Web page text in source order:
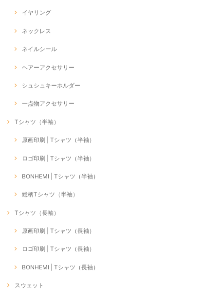
イヤリング
ネックレス
ネイルシール
ヘアーアクセサリー
シュシュキーホルダー
一点物アクセサリー
Tシャツ（半袖）
原画印刷 | Tシャツ（半袖）
ロゴ印刷 | Tシャツ（半袖）
BONHEMI | Tシャツ（半袖）
総柄Tシャツ（半袖）
Tシャツ（長袖）
原画印刷 | Tシャツ（長袖）
ロゴ印刷 | Tシャツ（長袖）
BONHEMI | Tシャツ（長袖）
スウェット